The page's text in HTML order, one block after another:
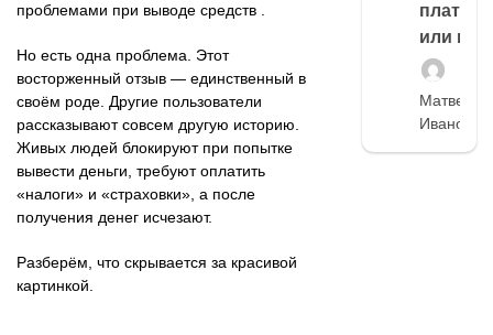
проблемами при выводе средств .
Но есть одна проблема. Этот
восторженный отзыв — единственный в
своём роде. Другие пользователи
рассказывают совсем другую историю.
Живых людей блокируют при попытке
вывести деньги, требуют оплатить
«налоги» и «страховки», а после
получения денег исчезают.
Разберём, что скрывается за красивой
картинкой.
платить
или
Матвей
Иванов